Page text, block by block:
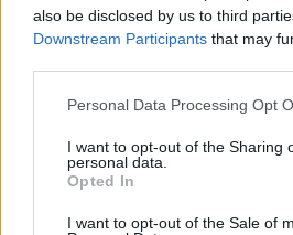
also be disclosed by us to third
Downstream Participants that may
Personal Data Processing Opt
I want to opt-out of the Sharing
personal data.
Opted In
I want to opt-out of the Sale of
principal três jovens que, na
maioritariamente pelos sub-23.
Gonzalo Pastor e Lamine Beye,
lança Rudi Almeida.
O jovem avançado pode
Elisor e a ausência, pelo menos
Dessa forma, poderá somar